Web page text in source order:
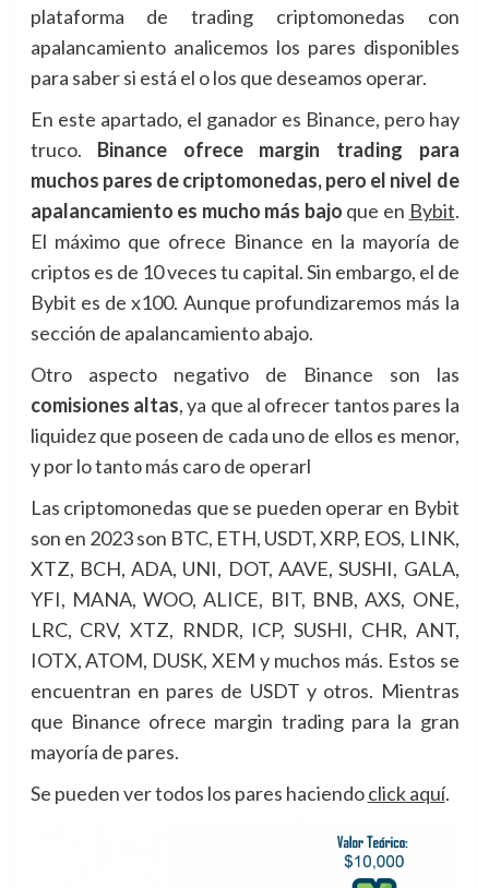
plataforma de trading criptomonedas con
apalancamiento analicemos los pares disponibles
para saber si está el o los que deseamos operar.
En este apartado, el ganador es Binance, pero hay
truco. Binance ofrece margin trading para
muchos pares de criptomonedas, pero el nivel de
apalancamiento es mucho más bajo que en Bybit.
El máximo que ofrece Binance en la mayoría de
criptos es de 10 veces tu capital. Sin embargo, el de
Bybit es de x100. Aunque profundizaremos más la
sección de apalancamiento abajo.
Otro aspecto negativo de Binance son las
comisiones altas, ya que al ofrecer tantos pares la
liquidez que poseen de cada uno de ellos es menor,
y por lo tanto más caro de operarl
Las criptomonedas que se pueden operar en Bybit
son en 2023 son BTC, ETH, USDT, XRP, EOS, LINK,
XTZ, BCH, ADA, UNI, DOT, AAVE, SUSHI, GALA,
YFI, MANA, WOO, ALICE, BIT, BNB, AXS, ONE,
LRC, CRV, XTZ, RNDR, ICP, SUSHI, CHR, ANT,
IOTX, ATOM, DUSK, XEM y muchos más. Estos se
encuentran en pares de USDT y otros. Mientras
que Binance ofrece margin trading para la gran
mayoría de pares.
Se pueden ver todos los pares haciendoclick aquí.